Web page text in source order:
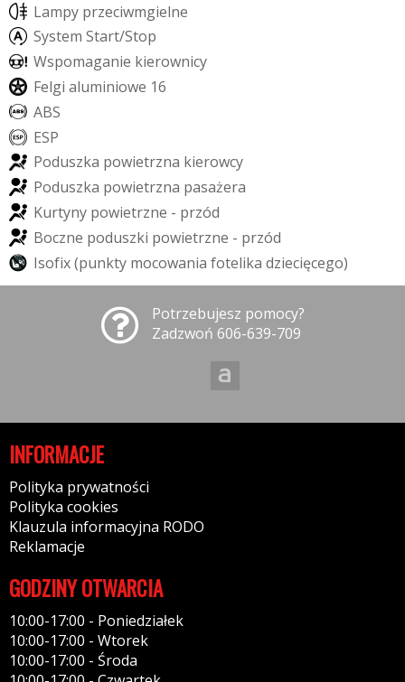
Lampy przeciwmgielne
System Start/Stop
Wspomaganie kierownicy
Felgi aluminiowe 16
ABS
ESP
Poduszka powietrzna kierowcy
Poduszka powietrzna pasażera
Kurtyny powietrzne - przód
Boczne poduszki powietrzne - przód
Isofix(punkty mocowania fotelika dziecięcego)
Potrzebujesz pomocy?
Zadzwoń 606-639-709
INFORMACJE
Polityka prywatności
Polityka cookies
Klauzula informacyjna RODO
Reklamacje
GODZINY OTWARCIA
10:00-17:00 - Poniedziałek
10:00-17:00 - Wtorek
10:00-17:00 - Środa